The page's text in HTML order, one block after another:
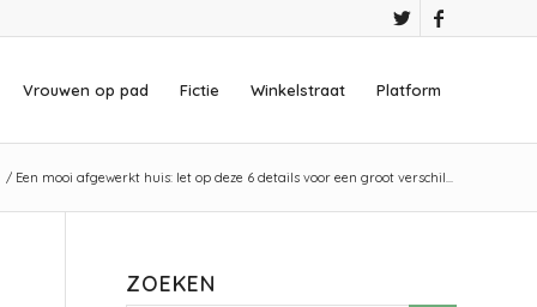
Vrouwen op pad Fictie Winkelstraat Platform
/ Een mooi afgewerkt huis: let op deze 6 details voor een groot verschil...
ZOEKEN